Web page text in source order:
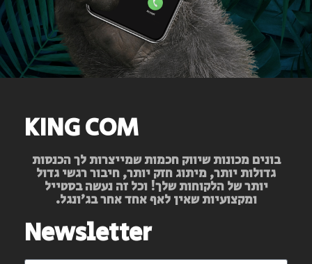
KING COM
בונים מכונות שיווק חכמות שמייצרות לך הכנסות
גדולות יותר, מיתוג חזק יותר, חיבור רגשי גדול
יותר של הלקוחות שלך! וכל זה נעשה בסטייל
ומקצועיות שאין לאף אחד אחר בג’ונגל.
Newsletter